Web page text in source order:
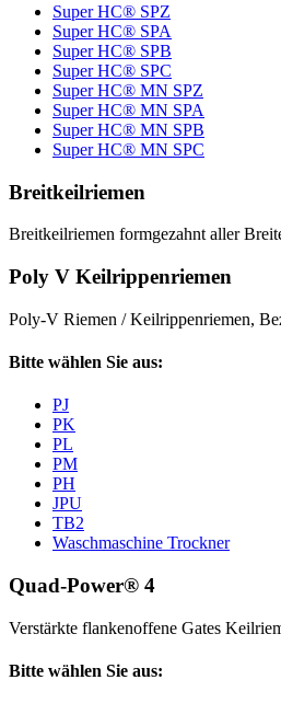
Super HC® SPZ
Super HC® SPA
Super HC® SPB
Super HC® SPC
Super HC® MN SPZ
Super HC® MN SPA
Super HC® MN SPB
Super HC® MN SPC
Breitkeilriemen
Breitkeilriemen formgezahnt aller
Poly V Keilrippenriemen
Poly-V Riemen / Keilrippenriemen,
Bitte wählen Sie aus:
PJ
PK
PL
PM
PH
JPU
TB2
Waschmaschine Trockner
Quad-Power® 4
Verstärkte flankenoffene Gates
Bitte wählen Sie aus: